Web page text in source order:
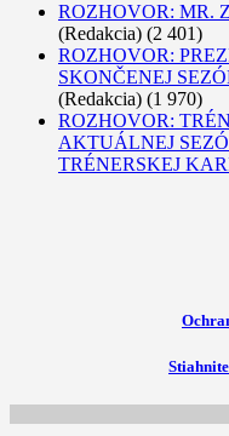
ROZHOVOR: MR.
(Redakcia) (2 401)
ROZHOVOR:
SKONČENEJ
(Redakcia) (1 970)
ROZHOVOR:
AKTUÁLNEJ
TRÉNERSKEJ